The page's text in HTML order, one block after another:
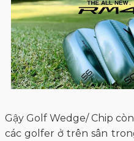
Gậy Golf Wedge/ Chip
các golfer ở trên sân